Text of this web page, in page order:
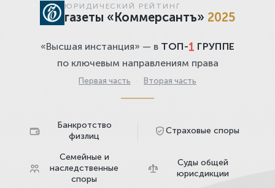
ЮРИДИЧЕСКИЙ РЕЙТИНГ
газеты «Коммерсантъ» 2025
«Высшая инстанция» — в ТОП-1 ГРУППЕ
по ключевым направлениям права
Первая часть Вторая часть
Банкротство
физлиц
Страховые споры
Семейные и
наследственные
споры
Суды общей
юрисдикции